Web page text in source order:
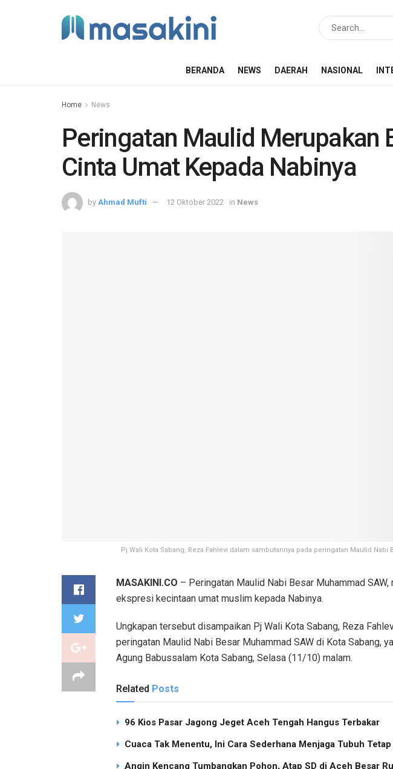
BERANDA NEWS DAERAH NASIONAL
Home News
Peringatan Maulid Merupakan
Cinta Umat Kepada Nabinya
by Ahmad Mufti 12 Oktober 2022 in News
Pj Wali Kota Sabang, Reza Fahlevi dalam sambutannya pada peringatan Maulid Nabi
MASAKINI.CO – Peringatan Maulid Nabi Besar Muhammad SAW,
ekspresi kecintaan umat muslim kepada Nabinya.
Ungkapan tersebut disampaikan Pj Wali Kota Sabang, Reza
peringatan Maulid Nabi Besar Muhammad SAW di Kota Sabang,
Agung Babussalam Kota Sabang, Selasa (11/10) malam.
Related Posts
96 Kios Pasar Jagong Jeget Aceh Tengah Hangus Terbakar
Cuaca Tak Menentu, Ini Cara Sederhana Menjaga Tubuh
Angin Kencang Tumbangkan Pohon, Atap SD di Aceh Besar